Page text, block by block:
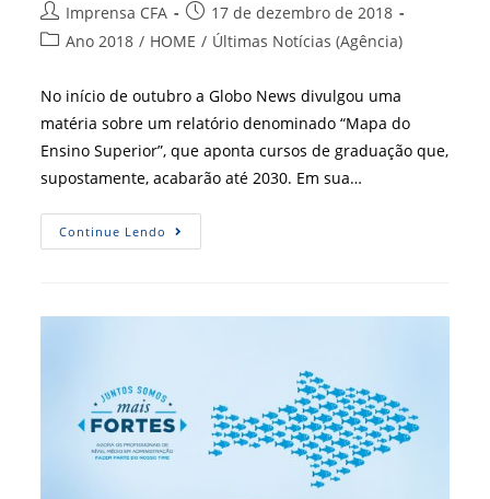
Autor
do
Imprensa CFA
Post
publicado:
17 de dezembro de 2018
Categoria
post:
Ano 2018 / HOME / Últimas Notícias (Agência)
No início de outubro a Globo News divulgou uma
matéria sobre um relatório denominado “Mapa do
Ensino Superior”, que aponta cursos de graduação que,
supostamente, acabarão até 2030. Em sua…
Continue Lendo Matéria
De